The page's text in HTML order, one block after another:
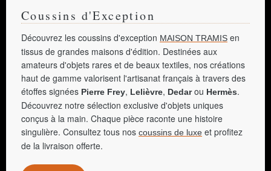
Coussins d'Exception
Découvrez les coussins d'exception MAISON TRAMIS en
tissus de grandes maisons d'édition. Destinées aux
amateurs d'objets rares et de beaux textiles, nos créations
haut de gamme valorisent l'artisanat français à travers des
étoffes signées Pierre Frey, Lelièvre, Dedarou Hermès.
Découvrez notre sélection exclusive d'objets uniques
conçus à la main. Chaque pièce raconte une histoire
singulière. Consultez tous nos coussins de luxe et profitez
de la livraison offerte.